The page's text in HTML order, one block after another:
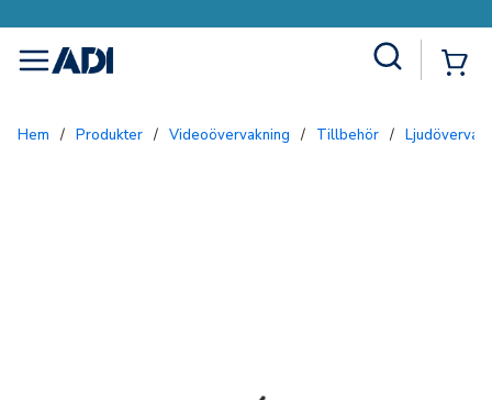
menu
Hem / Produkter / Videoövervakning / Tillbehör /